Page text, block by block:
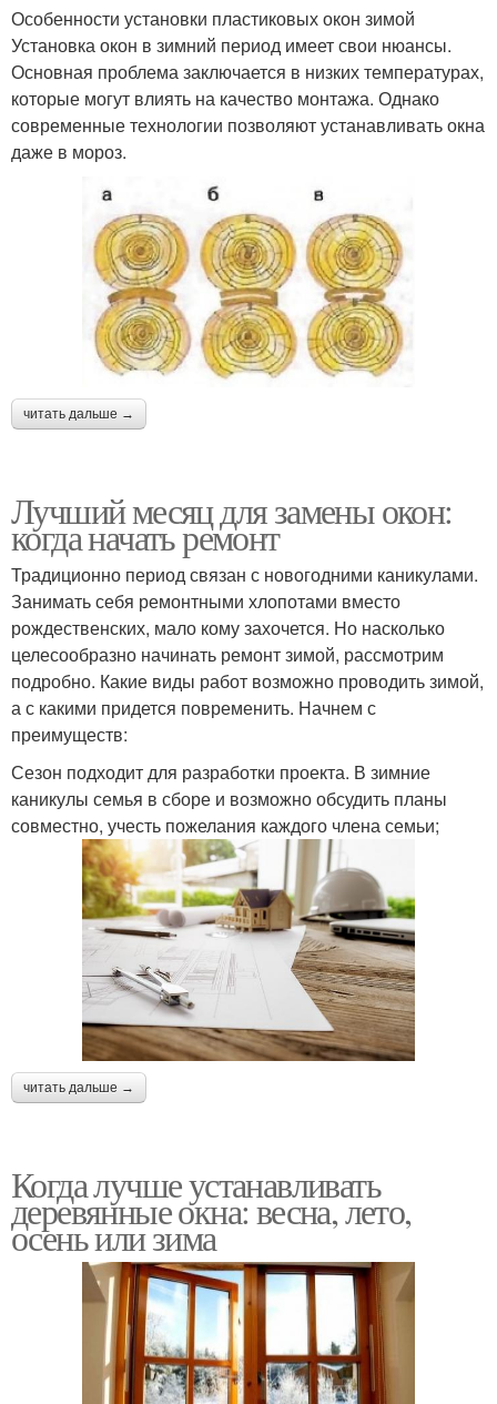
Особенности установки пластиковых окон зимой
Установка окон в зимний период имеет свои нюансы.
Основная проблема заключается в низких температурах,
которые могут влиять на качество монтажа. Однако
современные технологии позволяют устанавливать окна
даже в мороз.
читать дальше →
Лучший месяц для замены окон:
когда начать ремонт
Традиционно период связан с новогодними каникулами.
Занимать себя ремонтными хлопотами вместо
рождественских, мало кому захочется. Но насколько
целесообразно начинать ремонт зимой, рассмотрим
подробно. Какие виды работ возможно проводить зимой,
а с какими придется повременить. Начнем с
преимуществ:
Сезон подходит для разработки проекта. В зимние
каникулы семья в сборе и возможно обсудить планы
совместно, учесть пожелания каждого члена семьи;
читать дальше →
Когда лучше устанавливать
деревянные окна: весна, лето,
осень или зима